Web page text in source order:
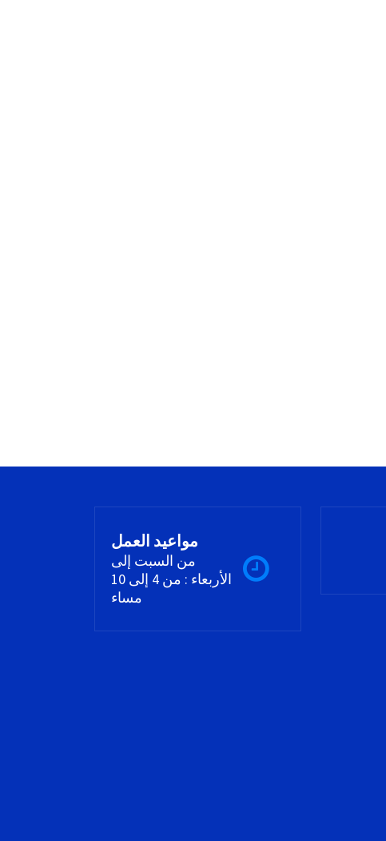
مواعيد العمل
من السبت إلى
الأربعاء : من 4 إلى 10
مساء